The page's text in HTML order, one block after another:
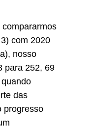
com 2020
nosso
para 252, 69
uando
das
progresso